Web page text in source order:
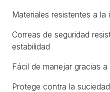
Materiales resistentes a
Correas de seguridad
estabilidad
Fácil de manejar gracias
Protege contra la